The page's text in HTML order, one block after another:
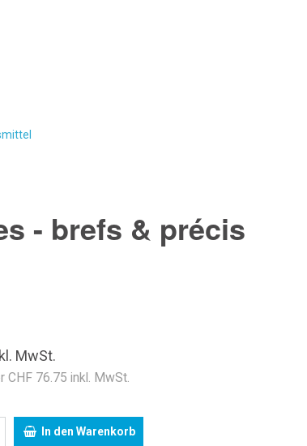
- brefs & précis
MwSt.
CHF 76.75 inkl. MwSt.
In den Warenkorb